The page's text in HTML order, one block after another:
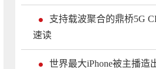
支持载波聚合的鼎桥5G
速读
世界最大iPhone被主播造